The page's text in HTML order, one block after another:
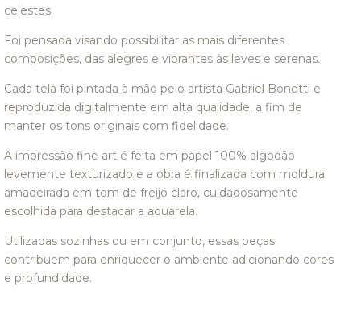
celestes.
Foi pensada visando possibilitar as mais diferentes
composições, das alegres e vibrantes às leves e serenas.
Cada tela foi pintada à mão pelo artista Gabriel Bonetti e
reproduzida digitalmente em alta qualidade, a fim de
manter os tons originais com fidelidade.
A impressão fine art é feita em papel 100% algodão
levemente texturizado e a obra é finalizada com moldura
amadeirada em tom de freijó claro, cuidadosamente
escolhida para destacar a aquarela.
Utilizadas sozinhas ou em conjunto, essas peças
contribuem para enriquecer o ambiente adicionando cores
e profundidade.